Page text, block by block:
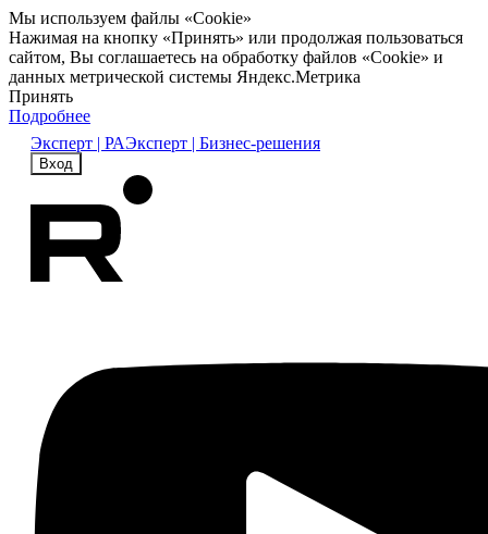
Мы используем файлы «Cookie»
Нажимая на кнопку «Принять» или продолжая пользоваться
сайтом, Вы соглашаетесь на обработку файлов «Cookie» и
данных метрической системы Яндекс.Метрика
Принять
Подробнее
Эксперт | РАЭксперт | Бизнес-решения
Вход